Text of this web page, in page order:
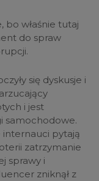
bo właśnie tutaj
do spraw
się dyskusje i
i jest
samochodowe.
pytają
zatrzymanie
sprawy i
zniknął z